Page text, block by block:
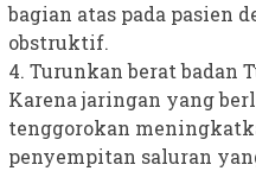
bagian atas pada pasien
obstruktif.
4. Turunkan berat badan
Karena jaringan yang
tenggorokan
penyempitan saluran